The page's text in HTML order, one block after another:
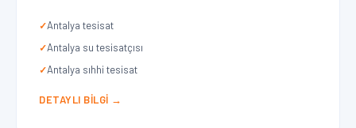
Antalya tesisat
Antalya su tesisatçısı
Antalya sıhhi tesisat
DETAYLI BILGI →